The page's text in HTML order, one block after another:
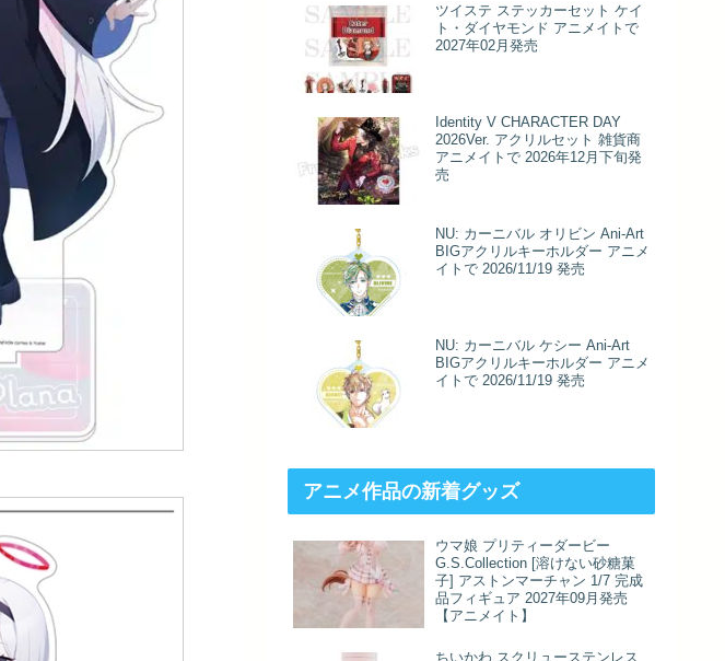
ツイステ ステッカーセット ケイ
ト・ダイヤモンド アニメイトで
2027年02月発売
Identity V CHARACTER DAY
2026Ver. アクリルセット 雑貨商
アニメイトで 2026年12月下旬発
売
NU: カーニバル オリビン Ani-Art
BIGアクリルキーホルダー アニメ
イトで 2026/11/19 発売
NU: カーニバル ケシー Ani-Art
BIGアクリルキーホルダー アニメ
イトで 2026/11/19 発売
アニメ作品の新着グッズ
ウマ娘 プリティーダービー
G.S.Collection [溶けない砂糖菓
子] アストンマーチャン 1/7 完成
品フィギュア 2027年09月発売
【アニメイト】
ちいかわ スクリューステンレス